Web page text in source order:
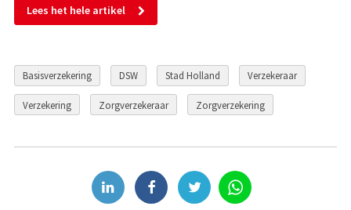
Lees het hele artikel
Basisverzekering DSW Stad Holland Verzekeraar
Verzekering Zorgverzekeraar Zorgverzekering